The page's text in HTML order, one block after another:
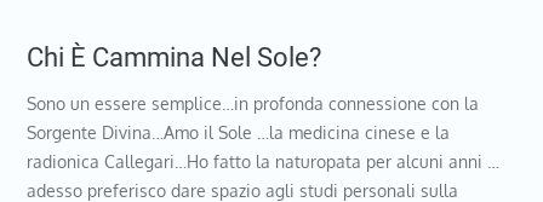
Chi È Cammina Nel Sole?
Sono un essere semplice…in profonda connessione con la
Sorgente Divina…Amo il Sole …la medicina cinese e la
radionica Callegari…Ho fatto la naturopata per alcuni anni …
adesso preferisco dare spazio agli studi personali sulla